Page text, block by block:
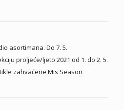
asortimana. Do 7. 5.
proljeće/ljeto 2021 od 1. do 2. 5.
zahvaćene Mis Season